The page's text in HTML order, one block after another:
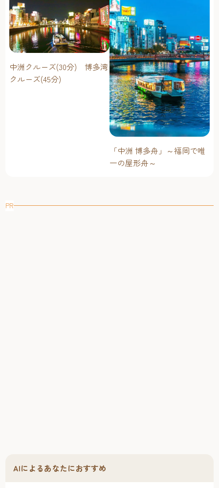
中洲クルーズ(30分) 博多湾
クルーズ(45分)
「中洲 博多舟」～福岡で唯
一の屋形舟～
PR
AIによるあなたにおすすめ